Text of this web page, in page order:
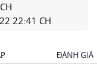
22:41 CH
ĐÁNH GIÁ